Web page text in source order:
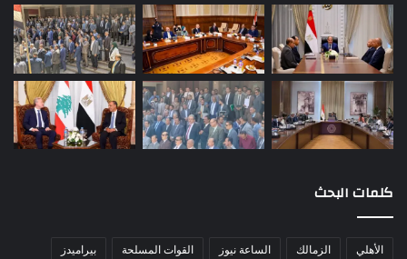
كلمات البحث
الأهلي الزمالك الساعة نيوز القوات المسلحة
بيراميدز